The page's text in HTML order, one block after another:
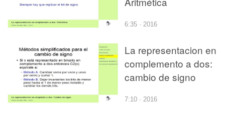
6:35 · 2016
La representacion en
complemento a dos:
cambio de signo
7:10 · 2016